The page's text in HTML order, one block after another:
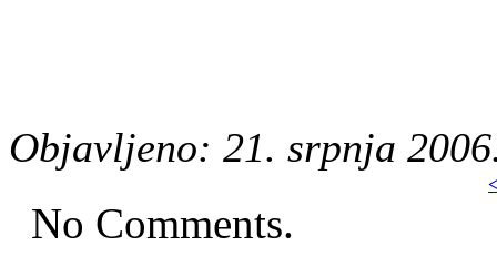
Objavljeno: 21. srpnja
No Comments.